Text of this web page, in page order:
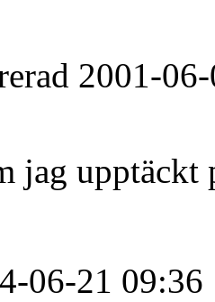
2001-
jag upptäckt
06-21 09:36